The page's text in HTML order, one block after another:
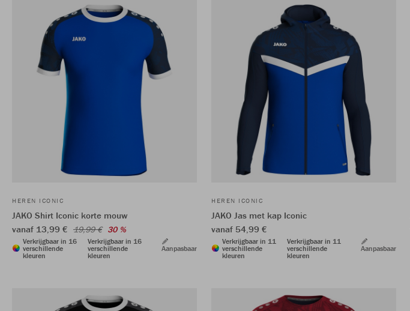
HEREN ICONIC
JAKO Shirt Iconic korte mouw
vanaf 13,99 € 19,99 € 30 %
Verkrijgbaar in 16
verschillende
kleuren
Verkrijgbaar in 16
verschillende
kleuren
Aanpasbaar
HEREN ICONIC
JAKO Jas met kap Iconic
vanaf 54,99 €
Verkrijgbaar in 11
verschillende
kleuren
Verkrijgbaar in 11
verschillende
kleuren
Aanpasbaar